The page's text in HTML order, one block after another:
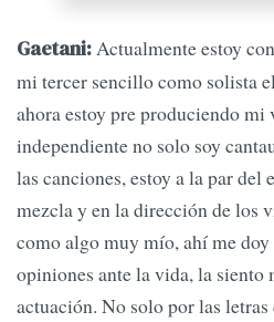
Gaetani: Actualmente estoy
mi tercer sencillo como solista
ahora estoy pre produciendo
independiente no solo soy
las canciones, estoy a la par del
mezcla y en la dirección de los
como algo muy mío, ahí me
opiniones ante la vida, la siento
actuación. No solo por las